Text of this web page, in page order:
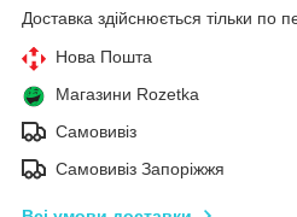
Доставка здійснюється тільки по
Нова Пошта
Магазини Rozetka
Самовивіз
Самовивіз Запоріжжя